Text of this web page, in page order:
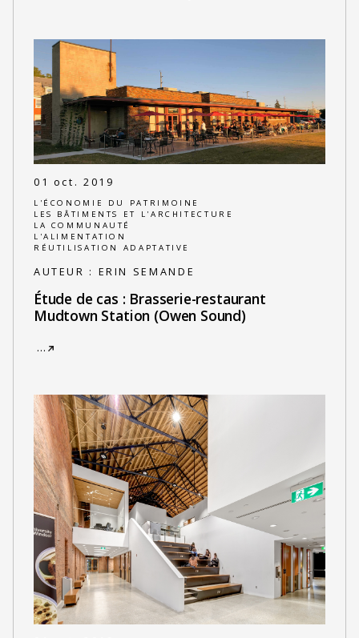
01 oct. 2019
L'ÉCONOMIE DU PATRIMOINE
LES BÂTIMENTS ET L'ARCHITECTURE
LA COMMUNAUTÉ
L'ALIMENTATION
RÉUTILISATION ADAPTATIVE
AUTEUR : ERIN SEMANDE
Étude de cas : Brasserie-restaurant
Mudtown Station (Owen Sound)
…